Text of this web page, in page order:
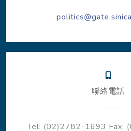
聯絡電話
Tel: (02)2782-1693 Fax: